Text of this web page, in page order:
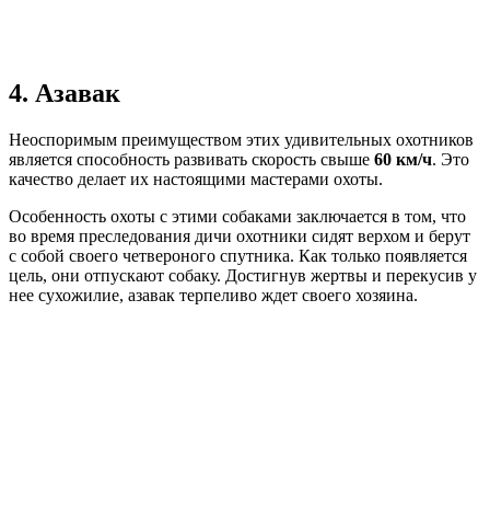
4. Азавак
Неоспоримым преимуществом этих удивительных охотников
является способность развивать скорость свыше 60 км/ч. Это
качество делает их настоящими мастерами охоты.
Особенность охоты с этими собаками заключается в том, что
во время преследования дичи охотники сидят верхом и берут
с собой своего четвероного спутника. Как только появляется
цель, они отпускают собаку. Достигнув жертвы и перекусив у
нее сухожилие, азавак терпеливо ждет своего хозяина.